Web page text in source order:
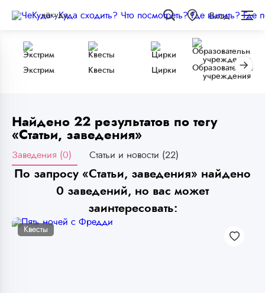
чёкуда Вход
Экстрим Квесты Цирки
Образовательные
учреждения
Найдено 22 результатов по тегу
«Статьи, заведения»
Заведения (0) Статьи и новости (22)
По запросу «Статьи, заведения» найдено
0 заведений, но вас может
заинтересовать:
Квесты